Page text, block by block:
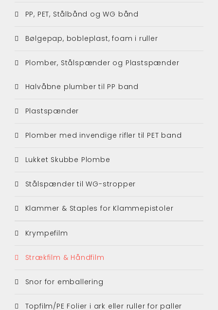
PP, PET, Stålbånd og WG bånd
Bølgepap, bobleplast, foam i ruller
Plomber, Stålspænder og Plastspænder
Halvåbne plumber til PP band
Plastspænder
Plomber med invendige rifler til PET band
Lukket Skubbe Plombe
Stålspænder til WG-stropper
Klammer & Staples for Klammepistoler
Krympefilm
Strækfilm & Håndfilm
Snor for emballering
Topfilm/PE Folier i ark eller ruller for paller